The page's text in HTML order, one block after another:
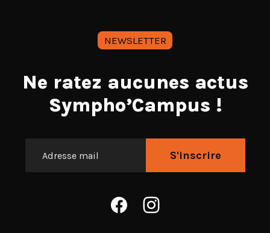
NEWSLETTER
Ne ratez aucunes actus
Sympho’Campus !